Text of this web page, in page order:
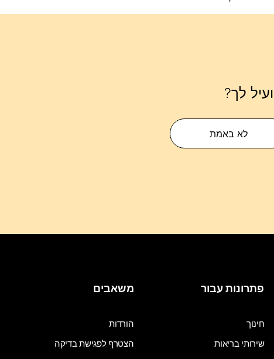
לך?
לא באמת
פתרונות עבור
חינוך
שירותי בריאות
משאבים
הורדות
הצטרף לפגישת בדיקה